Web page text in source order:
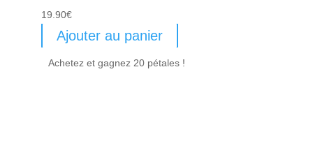
19.90€
Ajouter au panier
Achetez et gagnez 20 pétales !